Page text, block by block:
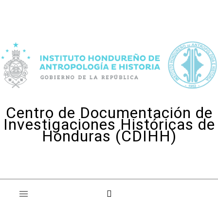
Centro de Documentación de
Investigaciones Históricas de
Honduras (CDIHH)